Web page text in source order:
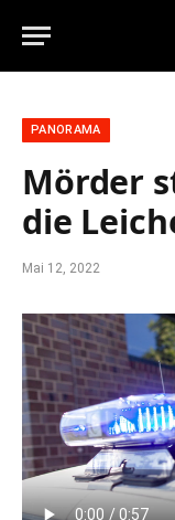
PANORAMA
Mörder
die
Mai 12, 2022